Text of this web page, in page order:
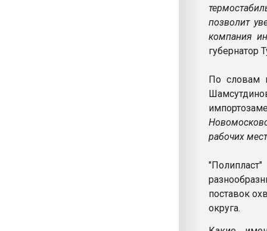
позволит
компания
губернатор
По словам
рабочих
поставок
округа.